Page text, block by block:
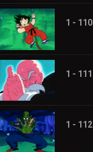
1 - 110
1 - 111
1 - 112